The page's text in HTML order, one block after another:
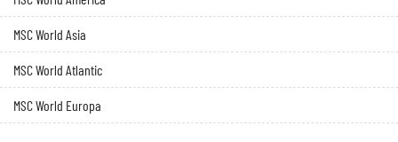
MSC World Asia
MSC World Atlantic
MSC World Europa